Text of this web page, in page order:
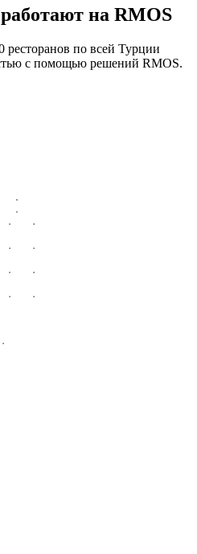
на RMOS
ресторанов по всей Турции
с помощью решений RMOS.